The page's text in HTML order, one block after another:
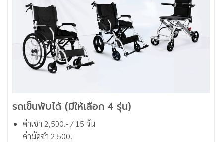
รถเข็นพับได้ (มีให้เลือก 4 รุ่น)
ค่าเช่า 2,500.- / 15 วัน
ค่ามัดจำ 2,500.-